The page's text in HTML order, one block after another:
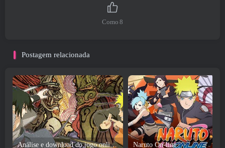
Como 8
Postagem relacionada
Análise e download do jogo online Naruto Naruto On-line